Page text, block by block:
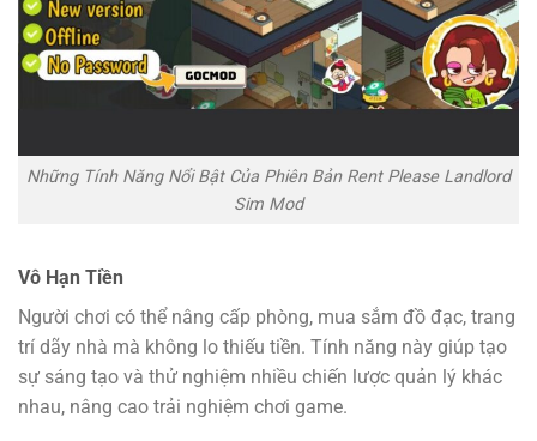
Những Tính Năng Nổi Bật Của Phiên Bản Rent Please Landlord
Sim Mod
Vô Hạn Tiền
Người chơi có thể nâng cấp phòng, mua sắm đồ đạc, trang
trí dãy nhà mà không lo thiếu tiền. Tính năng này giúp tạo
sự sáng tạo và thử nghiệm nhiều chiến lược quản lý khác
nhau, nâng cao trải nghiệm chơi game.